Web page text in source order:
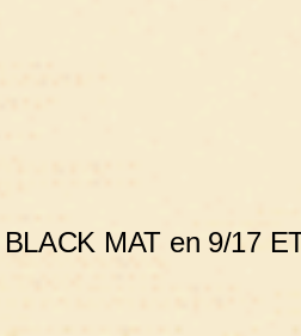
MAT en 9/17